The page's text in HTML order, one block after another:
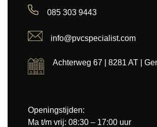
085 303 9443
info@pvcspecialist.com
Achterweg 67 | 8281 AT |
Openingstijden:
Ma t/m vrij: 08:30 – 17:00 uur